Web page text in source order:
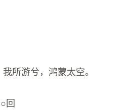
所游兮，鸿蒙太空。
回